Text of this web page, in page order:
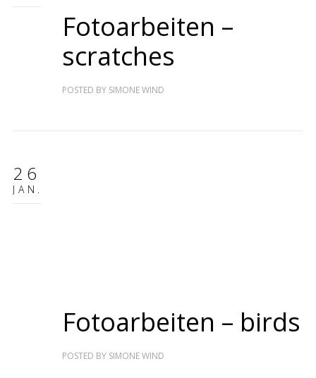
Fotoarbeiten –
scratches
POSTED BY SIMONE WIND
26
JAN.
Fotoarbeiten – birds
POSTED BY SIMONE WIND